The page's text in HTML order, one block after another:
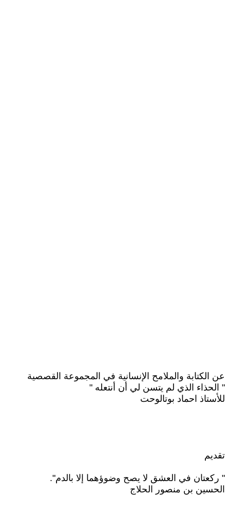
عن الكتابة والملامح الإنسانية في المجموعة القصصية
" الحذاء الذي لم يتسن لي أن أنتعله "
للأستاذ احماد بوتالوحت
تقديم
" ركعتان في العشق لا يصح وضوؤهما إلا بالدم".
الحسين بن منصور الحلاج